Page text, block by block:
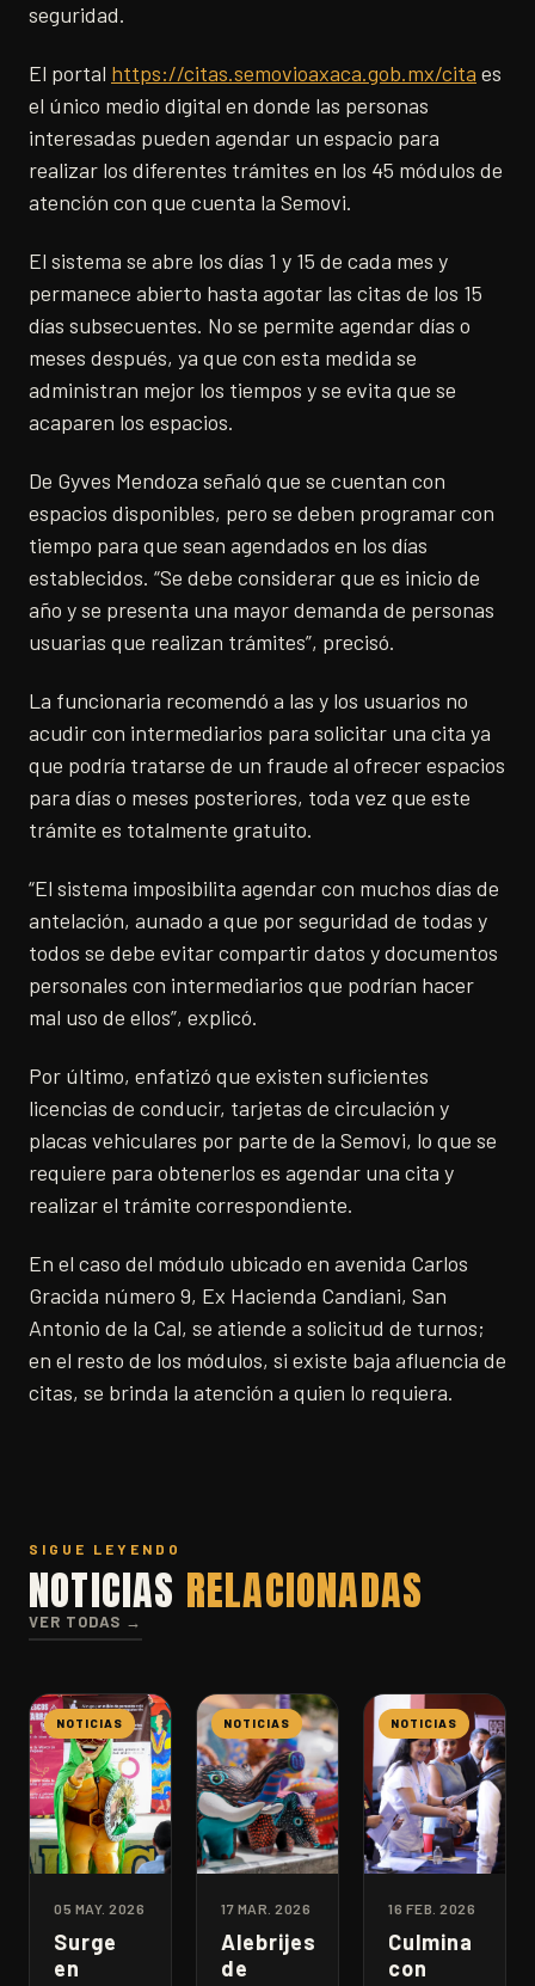
seguridad.
El portal https://citas.semovioaxaca.gob.mx/cita es
el único medio digital en donde las personas
interesadas pueden agendar un espacio para
realizar los diferentes trámites en los 45 módulos de
atención con que cuenta la Semovi.
El sistema se abre los días 1 y 15 de cada mes y
permanece abierto hasta agotar las citas de los 15
días subsecuentes. No se permite agendar días o
meses después, ya que con esta medida se
administran mejor los tiempos y se evita que se
acaparen los espacios.
De Gyves Mendoza señaló que se cuentan con
espacios disponibles, pero se deben programar con
tiempo para que sean agendados en los días
establecidos. “Se debe considerar que es inicio de
año y se presenta una mayor demanda de personas
usuarias que realizan trámites”, precisó.
La funcionaria recomendó a las y los usuarios no
acudir con intermediarios para solicitar una cita ya
que podría tratarse de un fraude al ofrecer espacios
para días o meses posteriores, toda vez que este
trámite es totalmente gratuito.
“El sistema imposibilita agendar con muchos días de
antelación, aunado a que por seguridad de todas y
todos se debe evitar compartir datos y documentos
personales con intermediarios que podrían hacer
mal uso de ellos”, explicó.
Por último, enfatizó que existen suficientes
licencias de conducir, tarjetas de circulación y
placas vehiculares por parte de la Semovi, lo que se
requiere para obtenerlos es agendar una cita y
realizar el trámite correspondiente.
En el caso del módulo ubicado en avenida Carlos
Gracida número 9, Ex Hacienda Candiani, San
Antonio de la Cal, se atiende a solicitud de turnos;
en el resto de los módulos, si existe baja afluencia de
citas, se brinda la atención a quien lo requiera.
SIGUE LEYENDO
NOTICIAS RELACIONADAS
VER TODAS →
NOTICIAS
05 MAY. 2026
Surge
en
NOTICIAS
17 MAR. 2026
Alebrijes
de
NOTICIAS
16 FEB. 2026
Culmina
con